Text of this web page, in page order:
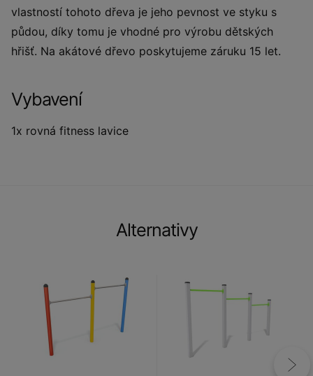
vlastností tohoto dřeva je jeho pevnost ve styku s
půdou, díky tomu je vhodné pro výrobu dětských
hřišť. Na akátové dřevo poskytujeme záruku 15 let.
Vybavení
1x rovná fitness lavice
Alternativy